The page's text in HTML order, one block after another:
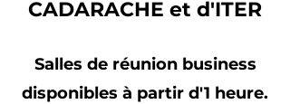
CADARACHE et d'ITER
Salles de réunion business
disponibles à partir d'1 heure.